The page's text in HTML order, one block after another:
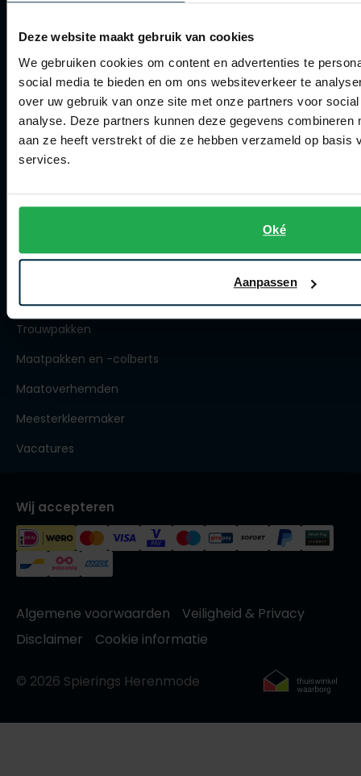
Deze website maakt gebruik van cookies
We gebruiken cookies om content en advertenties te
social media te bieden en om ons websiteverkeer te
over uw gebruik van onze site met onze partners voor
analyse. Deze partners kunnen deze gegevens combineren
aan ze heeft verstrekt of die ze hebben verzameld op basis
services.
Oké
Aanpassen
Schiesser
Secrid
Slater
State of Art
Superdry
Tommy Hilfiger
Vanguard
Winkel
Winkel
Openingstijden
Contact winkel
Contact webshop
Spierings Herenmode
Lengtematen herenkleding
Trouwpakken
Maatpakken en -colberts
Maatoverhemden
Meesterkleermaker
Vacatures
Wij accepteren
Algemene voorwaarden
Veiligheid & Privacy
Disclaimer
Cookie informatie
© 2026 Spierings Herenmode